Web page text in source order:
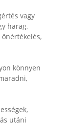
vagy
harag,
könnyen
utáni